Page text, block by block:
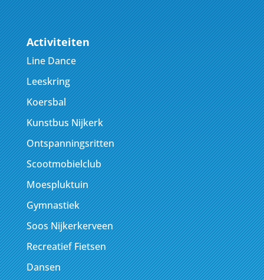
Activiteiten
Line Dance
Leeskring
Koersbal
Kunstbus Nijkerk
Ontspanningsritten
Scootmobielclub
Moespluktuin
Gymnastiek
Soos Nijkerkerveen
Recreatief Fietsen
Dansen